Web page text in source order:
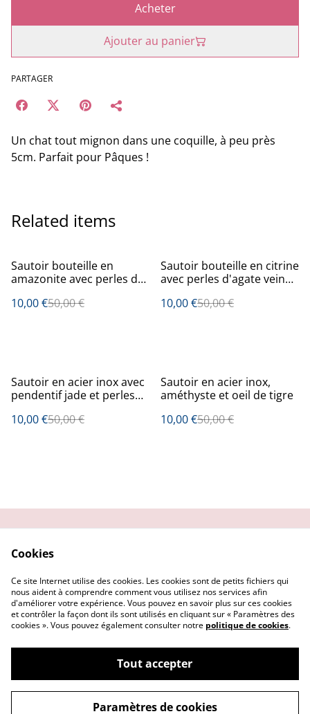
Acheter
Ajouter au panier
PARTAGER
Un chat tout mignon dans une coquille, à peu près
5cm. Parfait pour Pâques !
Related items
%
Sautoir bouteille en
amazonite avec perles de
10,00 €50,00 €
%
Sautoir bouteille en citrine
avec perles d'agate veine
10,00 €50,00 €
%
Sautoir en acier inox avec
pendentif jade et perles
10,00 €50,00 €
%
Sautoir en acier inox,
améthyste et oeil de tigre
10,00 €50,00 €
Confidentialité
Demander un retour
Cookies
©2026Getsu art and co
Cookies
Ce site Internet utilise des cookies. Les cookies sont de petits fichiers qui
nous aident à comprendre comment vous utilisez nos services afin
d'améliorer votre expérience. Vous pouvez en savoir plus sur ces cookies
et contrôler la façon dont ils sont utilisés en cliquant sur « Paramètres des
cookies ». Vous pouvez également consulter notre politique de cookies.
Tout accepter
Paramètres de cookies